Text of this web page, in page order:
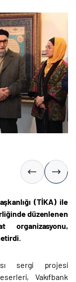
(TİKA) ile
düzenlenen
organizasyonu,
sergi projesi
Vakıfbank